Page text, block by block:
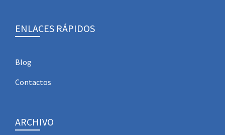
ENLACES RÁPIDOS
Blog
Contactos
ARCHIVO